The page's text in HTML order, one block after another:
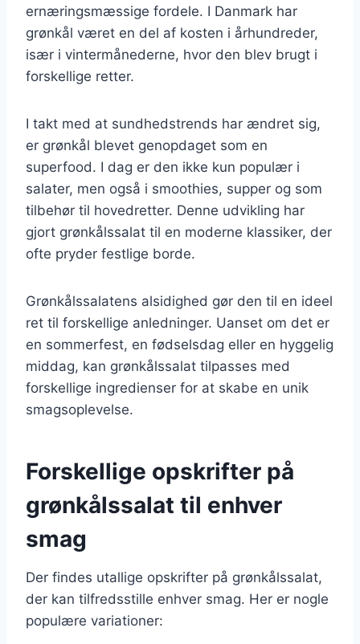
ernæringsmæssige fordele. I Danmark har
grønkål været en del af kosten i århundreder,
især i vintermånederne, hvor den blev brugt i
forskellige retter.
I takt med at sundhedstrends har ændret sig,
er grønkål blevet genopdaget som en
superfood. I dag er den ikke kun populær i
salater, men også i smoothies, supper og som
tilbehør til hovedretter. Denne udvikling har
gjort grønkålssalat til en moderne klassiker, der
ofte pryder festlige borde.
Grønkålssalatens alsidighed gør den til en ideel
ret til forskellige anledninger. Uanset om det er
en sommerfest, en fødselsdag eller en hyggelig
middag, kan grønkålssalat tilpasses med
forskellige ingredienser for at skabe en unik
smagsoplevelse.
Forskellige opskrifter på
grønkålssalat til enhver
smag
Der findes utallige opskrifter på grønkålssalat,
der kan tilfredsstille enhver smag. Her er nogle
populære variationer: